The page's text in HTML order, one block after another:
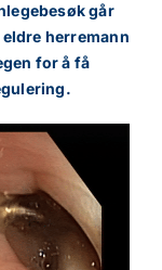
går
herremann
for å få